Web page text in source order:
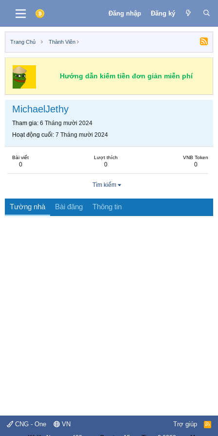
Đăng nhập Đăng ký
Trang Chủ Thành Viên
Hướng dẫn kiếm tiền đơn giản miễn phí
MichaelJethy
Tham gia 6 Tháng mười 2024
Hoạt động cuối 7 Tháng mười 2024
Bài viết
0
Lượt thích
0
VNB Token
0
Tìm kiếm
Tường nhà Bài đăng Thông tin
CNG - One VN Trợ giúp
R